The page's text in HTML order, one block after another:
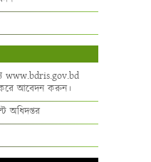
www.bdris.gov.bd
আবেদন করুন।
অধিদপ্তর